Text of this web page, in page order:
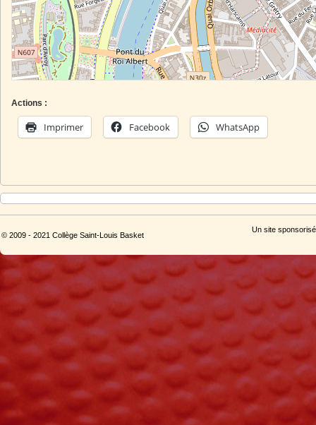
Actions :
Imprimer Facebook WhatsApp
© 2009 - 2021 Collège Saint-Louis Basket
Un site